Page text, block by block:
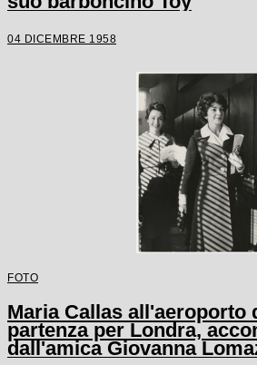
04 DICEMBRE 1958
FOTO
Maria Callas all'aeroporto
partenza per Londra,
dall'amica Giovanna